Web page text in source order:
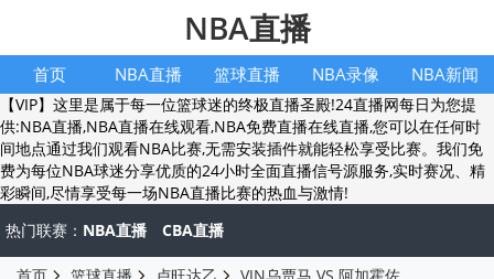
NBA直播
首页 NBA直播 篮球直播 NBA录像 NBA新闻
【VIP】这里是属于每一位篮球迷的终极直播圣殿!24直播网每日为您提
供:NBA直播,NBA直播在线观看,NBA免费直播在线直播,您可以在任何时
间地点通过我们观看NBA比赛,无需安装插件就能轻松享受比赛。我们免
费为每位NBA球迷分享优质的24小时全面直播信号源服务,实时赛况、精
彩瞬间,尽情享受每一场NBA直播比赛的热血与激情!
热门联赛： NBA直播 CBA直播